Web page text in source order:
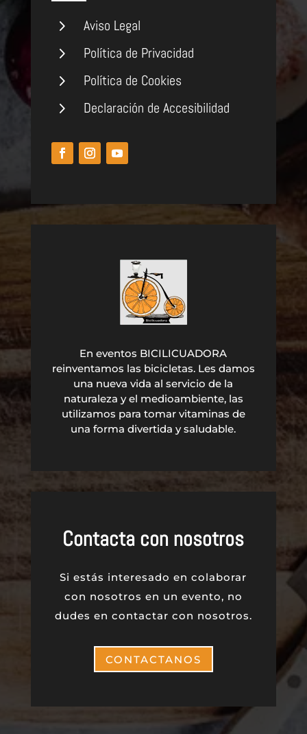
5 Aviso Legal
5 Política de Privacidad
5 Política de Cookies
5 Declaración de Accesibilidad
En eventos BICILICUADORA
reinventamos las bicicletas. Les damos
una nueva vida al servicio de la
naturaleza y el medioambiente, las
utilizamos para tomar vitaminas de
una forma divertida y saludable.
Contacta con nosotros
Si estás interesado en colaborar
con nosotros en un evento, no
dudes en contactar con nosotros.
CONTACTANOS